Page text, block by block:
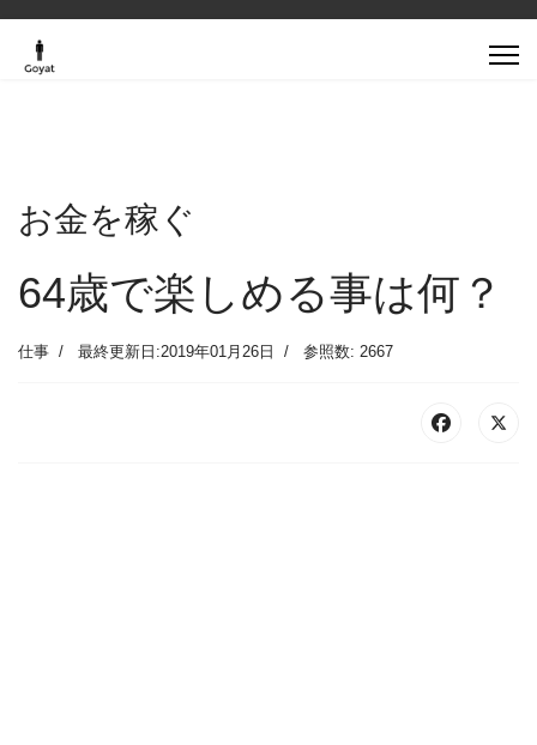
お金を稼ぐ
64歳で楽しめる事は何？
仕事 最終更新日:2019年01月26日 参照数: 2667